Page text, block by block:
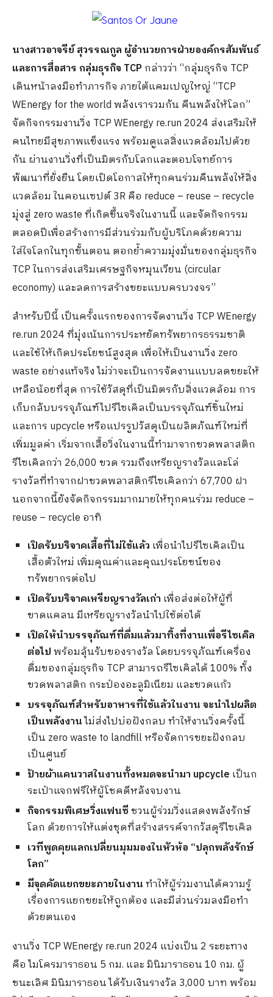
นางสาวอาจรีย์ สุวรรณกูล ผู้อำนวยการฝ่ายองค์กรสัมพันธ์
และการสื่อสาร กลุ่มธุรกิจ TCP กล่าวว่า “กลุ่มธุรกิจ TCP
เดินหน้าลงมือทำภารกิจ ภายใต้แคมเปญใหญ่ “TCP
WEnergy for the world พลังเรารวมกัน คืนพลังให้โลก”
จัดกิจกรรมงานวิ่ง TCP WEnergy re.run 2024 ส่งเสริมให้
คนไทยมีสุขภาพแข็งแรง พร้อมดูแลสิ่งแวดล้อมไปด้วย
กัน ผ่านงานวิ่งที่เป็นมิตรกับโลกและตอบโจทย์การ
พัฒนาที่ยั่งยืน โดยเปิดโอกาสให้ทุกคนร่วมคืนพลังให้สิ่ง
แวดล้อม ในคอนเซปต์ 3R คือ reduce – reuse – recycle
มุ่งสู่ zero waste ที่เกิดขึ้นจริงในงานนี้ และจัดกิจกรรม
ตลอดปีเพื่อสร้างการมีส่วนร่วมกับผู้บริโภคด้วยความ
ใส่ใจโลกในทุกขั้นตอน ตอกย้ำความมุ่งมั่นของกลุ่มธุรกิจ
TCP ในการส่งเสริมเศรษฐกิจหมุนเวียน (circular
economy) และลดการสร้างขยะแบบครบวงจร”
สำหรับปีนี้ เป็นครั้งแรกของการจัดงานวิ่ง TCP WEnergy
re.run 2024 ที่มุ่งเน้นการประหยัดทรัพยากรธรรมชาติ
และใช้ให้เกิดประโยชน์สูงสุด เพื่อให้เป็นงานวิ่ง zero
waste อย่างแท้จริง ไม่ว่าจะเป็นการจัดงานแบบลดขยะให้
เหลือน้อยที่สุด การใช้วัสดุที่เป็นมิตรกับสิ่งแวดล้อม การ
เก็บกลับบรรจุภัณฑ์ไปรีไซเคิลเป็นบรรจุภัณฑ์ชิ้นใหม่
และการ upcycle หรือแปรรูปวัสดุเป็นผลิตภัณฑ์ใหม่ที่
เพิ่มมูลค่า เริ่มจากเสื้อวิ่งในงานนี้ทำมาจากขวดพลาสติก
รีไซเคิลกว่า 26,000 ขวด รวมถึงเหรียญรางวัลและโล่
รางวัลที่ทำจากฝาขวดพลาสติกรีไซเคิลกว่า 67,700 ฝา
นอกจากนี้ยังจัดกิจกรรมมากมายให้ทุกคนร่วม reduce –
reuse – recycle อาทิ
เปิดรับบริจาคเสื้อที่ไม่ใช้แล้ว เพื่อนำไปรีไซเคิลเป็น
เสื้อตัวใหม่ เพิ่มคุณค่าและคุณประโยชน์ของ
ทรัพยากรต่อไป
เปิดรับบริจาคเหรียญรางวัลเก่า เพื่อส่งต่อให้ผู้ที่
ขาดแคลน มีเหรียญรางวัลนำไปใช้ต่อได้
เปิดให้นำบรรจุภัณฑ์ที่ดื่มแล้วมาทิ้งที่งานเพื่อรีไซเคิล
ต่อไปพร้อมลุ้นรับของรางวัล โดยบรรจุภัณฑ์เครื่อง
ดื่มของกลุ่มธุรกิจ TCP สามารถรีไซเคิลได้ 100% ทั้ง
ขวดพลาสติก กระป๋องอะลูมิเนียม และขวดแก้ว
บรรจุภัณฑ์สำหรับอาหารที่ใช้แล้วในงาน จะนำไปผลิต
เป็นพลังงานไม่ส่งไปบ่อฝังกลบ ทำให้งานวิ่งครั้งนี้
เป็น zero waste to landfill หรือจัดการขยะฝังกลบ
เป็นศูนย์
ป้ายผ้าแคนวาสในงานทั้งหมดจะนำมา upcycle เป็นก
ระเป๋าแจกฟรีให้ผู้โชคดีหลังจบงาน
กิจกรรมพิเศษวิ่งแฟนซีชวนผู้ร่วมวิ่งแสดงพลังรักษ์
โลก ด้วยการให้แต่งชุดที่สร้างสรรค์จากวัสดุรีไซเคิล
เวทีพูดคุยแลกเปลี่ยนมุมมองในหัวห้อ “ปลุกพลังรักษ์
โลก”
มีจุดคัดแยกขยะภายในงานทำให้ผู้ร่วมงานได้ความรู้
เรื่องการแยกขยะให้ถูกต้อง และมีส่วนร่วมลงมือทำ
ด้วยตนเอง
งานวิ่ง TCP WEnergy re.run 2024 แบ่งเป็น 2 ระยะทาง
คือ ไมโครมาราธอน 5 กม. และ มินิมาราธอน 10 กม. ผู้
ชนะเลิศ มินิมาราธอน ได้รับเงินรางวัล 3,000 บาท พร้อม